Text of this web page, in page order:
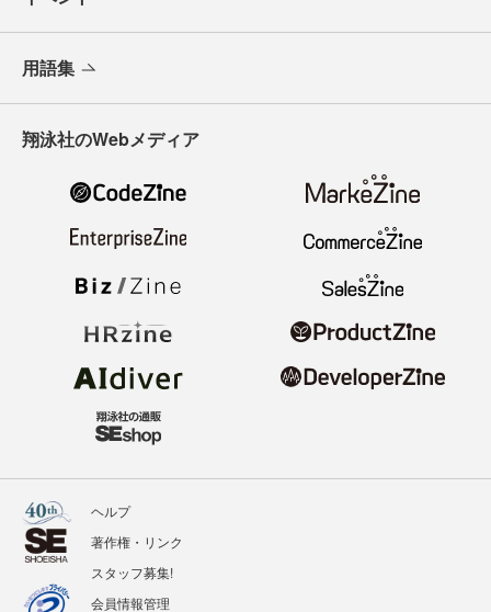
用語集
翔泳社のWebメディア
ヘルプ
著作権・リンク
スタッフ募集!
会員情報管理